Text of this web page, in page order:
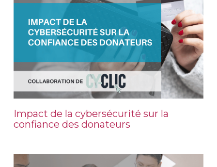
Impact de la cybersécurité sur la
confiance des donateurs